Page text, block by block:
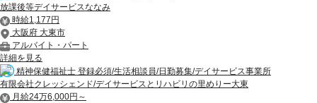
放課後等デイサービスななみ
時給1,177円
大阪府 大東市
アルバイト・パート
詳細を見る
精神保健福祉士 登録必須/生活相談員/日勤募集/デイサービス事業所
有限会社クレッシェンド/デイサービスとリハビリの里めりー大東
月給24万6,000円～